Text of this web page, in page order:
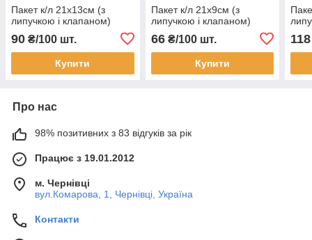
Пакет к/л 21х13см (з
липучкою і клапаном)
90 ₴/100 шт.
Купити
Пакет к/л 21х9см (з
липучкою і клапаном)
66₴/100 шт.
Купити
118
Про нас
98% позитивних з 83 відгуків за рік
Працює з 19.01.2012
м. Чернівці
вул.Комарова, 1, Чернівці, Україна
Контакти